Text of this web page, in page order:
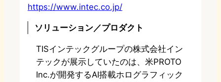
https://www.intec.co.jp/
ソリューション／プロダクト
TISインテックグループの株式会社イン
テックが展示していたのは、米PROTO
Inc.が開発するAI搭載ホログラフィック